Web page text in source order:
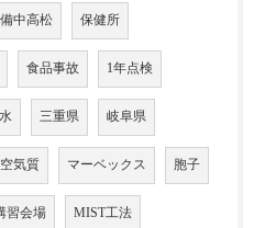
備中高松 保健所
食品事故 1年点検
三重県 岐阜県
空気質 マーベックス 胞子
習会場 MIST工法